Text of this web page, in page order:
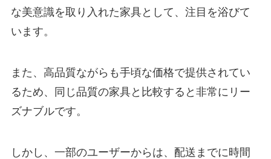
な美意識を取り入れた家具として、注目を浴びて
います。
また、高品質ながらも手頃な価格で提供されてい
るため、同じ品質の家具と比較すると非常にリー
ズナブルです。
しかし、一部のユーザーからは、配送までに時間